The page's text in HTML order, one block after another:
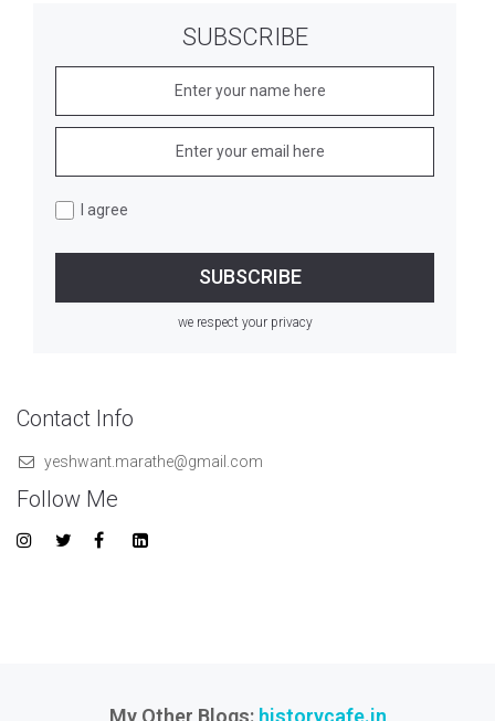
SUBSCRIBE
I agree
we respect your privacy
Contact Info
yeshwant.marathe@gmail.com
Follow Me
My Other Blogs: historycafe.in